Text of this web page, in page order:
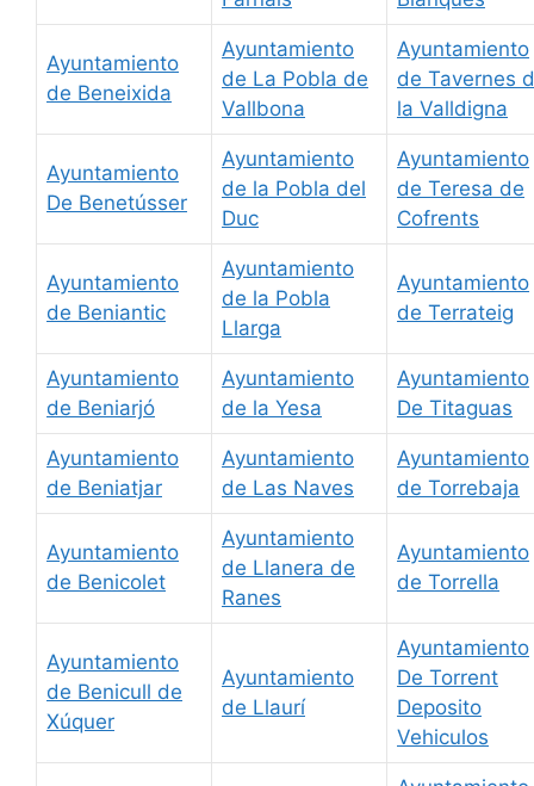
Ayuntamiento
de Beneixida
Ayuntamiento
de La Pobla de
Vallbona
Ayuntamiento
de Tavernes
la Valldigna
Ayuntamiento
De Benetússer
Ayuntamiento
de la Pobla del
Duc
Ayuntamiento
de Teresa de
Cofrents
Ayuntamiento
de Beniantic
Ayuntamiento
de la Pobla
Llarga
Ayuntamiento
de Terrateig
Ayuntamiento
de Beniarjó
Ayuntamiento
de la Yesa
Ayuntamiento
De Titaguas
Ayuntamiento
de Beniatjar
Ayuntamiento
de Las Naves
Ayuntamiento
de Torrebaja
Ayuntamiento
de Benicolet
Ayuntamiento
de Llanera de
Ranes
Ayuntamiento
de Torrella
Ayuntamiento
de Benicull de
Xúquer
Ayuntamiento
de Llaurí
Ayuntamiento
De Torrent
Deposito
Vehiculos